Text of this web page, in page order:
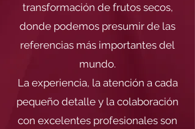
transformación de frutos secos,
donde podemos presumir de las
referencias más importantes del
mundo.
La experiencia, la atención a cada
pequeño detalle y la colaboración
con excelentes profesionales son